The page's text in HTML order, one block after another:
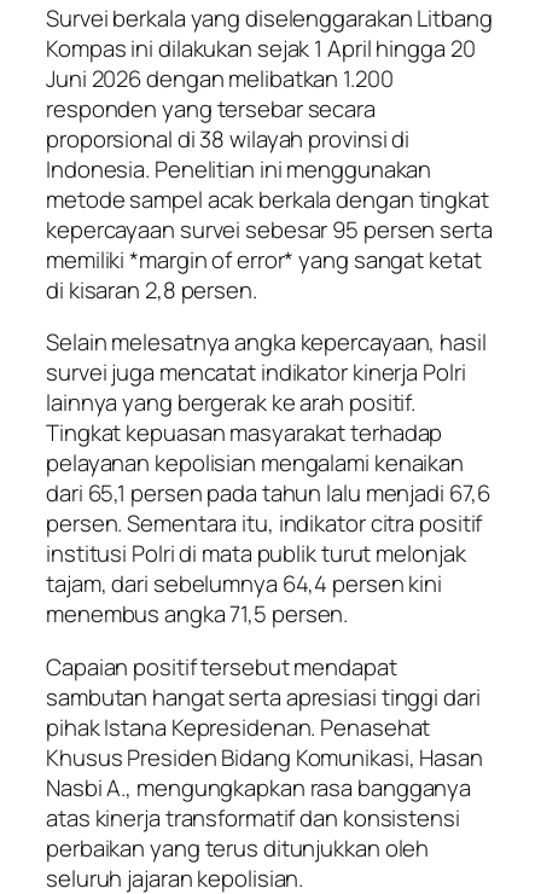
Survei berkala yang diselenggarakan Litbang
Kompas ini dilakukan sejak 1 April hingga 20
Juni 2026 dengan melibatkan 1.200
responden yang tersebar secara
proporsional di 38 wilayah provinsi di
Indonesia. Penelitian ini menggunakan
metode sampel acak berkala dengan tingkat
kepercayaan survei sebesar 95 persen serta
memiliki *margin of error* yang sangat ketat
di kisaran 2,8 persen.
Selain melesatnya angka kepercayaan, hasil
survei juga mencatat indikator kinerja Polri
lainnya yang bergerak ke arah positif.
Tingkat kepuasan masyarakat terhadap
pelayanan kepolisian mengalami kenaikan
dari 65,1 persen pada tahun lalu menjadi 67,6
persen. Sementara itu, indikator citra positif
institusi Polri di mata publik turut melonjak
tajam, dari sebelumnya 64,4 persen kini
menembus angka 71,5 persen.
Capaian positif tersebut mendapat
sambutan hangat serta apresiasi tinggi dari
pihak Istana Kepresidenan. Penasehat
Khusus Presiden Bidang Komunikasi, Hasan
Nasbi A., mengungkapkan rasa bangganya
atas kinerja transformatif dan konsistensi
perbaikan yang terus ditunjukkan oleh
seluruh jajaran kepolisian.